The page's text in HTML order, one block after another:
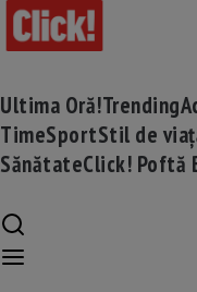
Ultima Oră!Trending
TimeSportStil de
SănătateClick! Poftă